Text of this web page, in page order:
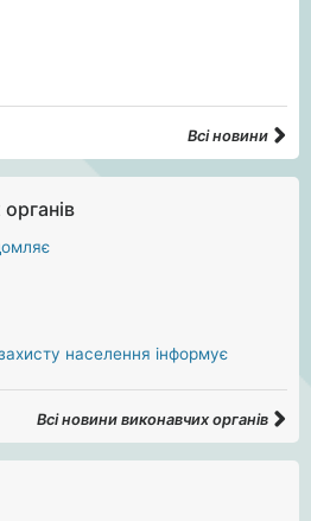
Всі новини
населення інформує
Всі новини виконавчих органів